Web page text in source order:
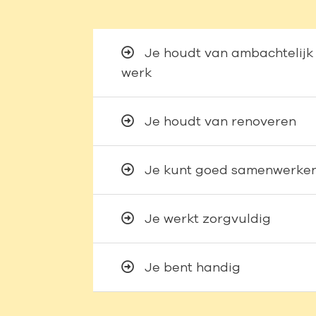
Je houdt van ambachtelijk
werk
Je houdt van renoveren
Je kunt goed
Je werkt zorgvuldig
Je bent handig